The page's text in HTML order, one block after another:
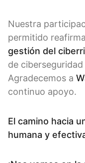
Nuestra
permitido
gestión del
de
Agradecemos a
continuo apoyo.
El camino hacia
humana y